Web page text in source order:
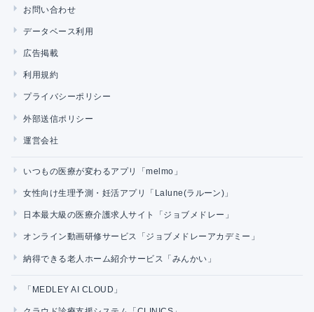
お問い合わせ
データベース利用
広告掲載
利用規約
プライバシーポリシー
外部送信ポリシー
運営会社
いつもの医療が変わるアプリ「melmo」
女性向け生理予測・妊活アプリ「Lalune(ラルーン)」
日本最大級の医療介護求人サイト「ジョブメドレー」
オンライン動画研修サービス「ジョブメドレーアカデミー」
納得できる老人ホーム紹介サービス「みんかい」
「MEDLEY AI CLOUD」